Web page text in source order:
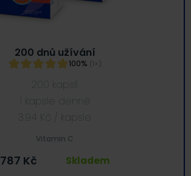
200 dnů užívání
100% (1×)
200 kapslí
1 kapsle denně
3.94 Kč / kapsle
Vitamin C
787 Kč Skladem